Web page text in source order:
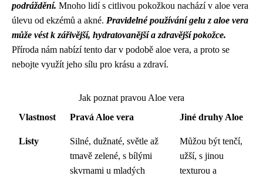
podráždění. Mnoho lidí s citlivou pokožkou nachází v aloe vera
úlevu od ekzémů a akné. Pravidelné používání gelu z aloe vera
může vést k zářivější, hydratovanější a zdravější pokožce.
Příroda nám nabízí tento dar v podobě aloe vera, a proto se
nebojte využít jeho sílu pro krásu a zdraví.
Jak poznat pravou Aloe vera
Vlastnost
Pravá Aloe vera Jiné druhy Aloe
Listy
Silné, dužnaté, světle až
tmavě zelené, s bílými
skvrnami u mladých
Můžou být tenčí,
užší, s jinou
texturou a